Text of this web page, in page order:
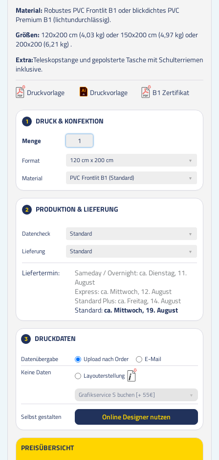
Material: Robustes PVC Frontlit B1 oder blickdichtes PVC
Premium B1 (lichtundurchlässig).
Größen: 120x200 cm (4,03 kg) oder 150x200 cm (4,97 kg) oder
200x200 (6,21 kg) .
Extra:Teleskopstange und gepolsterte Tasche mit Schulterriemen
inklusive.
Druckvorlage Druckvorlage B1 Zertifikat
1 DRUCK & KONFEKTION
Menge
Format
120 cm x 200 cm
Material
PVC Frontlit B1 (Standard)
2 PRODUKTION & LIEFERUNG
Datencheck
Standard
Lieferung
Standard
Liefertermin: Sameday / Overnight:ca. Dienstag, 11.
August
Express:ca. Mittwoch, 12. August
Standard Plus:ca. Freitag, 14. August
Standard:ca. Mittwoch, 19. August
3 DRUCKDATEN
Datenübergabe Upload nach Order
E-Mail
Keine Daten
Layouterstellung
Grafikservice S buchen [+ 55€]
Selbst gestalten Online Designer nutzen
PREISÜBERSICHT